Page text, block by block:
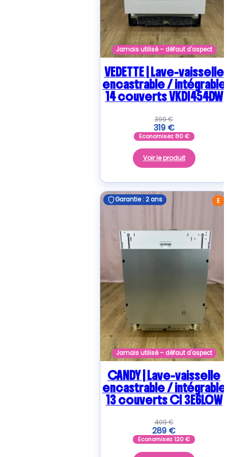
Jamais utilisé – défaut d'aspect
VEDETTE | Lave-vaisselle
encastrable / intégrable
14 couverts VKDI454DW
399€
319 €
Economisez 80€
Voir le produit
E
Garantie : 2 ans
Jamais utilisé – défaut d'aspect
Garantie : 2 ans
CANDY | Lave-vaisselle
encastrable / intégrable
13 couverts CI 3E6L0W
409€
289 €
Economisez120€